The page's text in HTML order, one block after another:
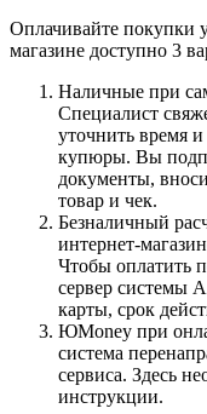
Оплачивайте покупки
магазине доступно 3
Наличные при
Специалист
уточнить время
купюры. Вы
документы,
товар и чек.
Безналичный
интернет-
Чтобы оплатить
сервер системы
карты, срок
ЮMoney при
система
сервиса. Здесь
инструкции.